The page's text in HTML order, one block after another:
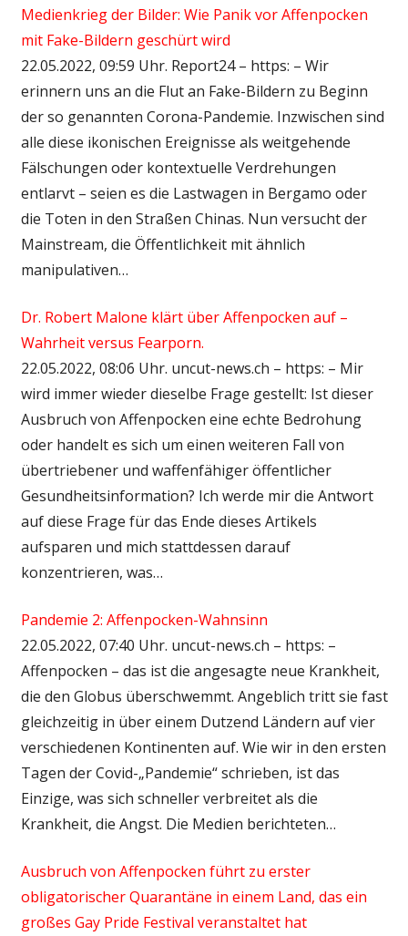
Medienkrieg der Bilder: Wie Panik vor Affenpocken
mit Fake-Bildern geschürt wird
22.05.2022, 09:59 Uhr. Report24 – https: – Wir
erinnern uns an die Flut an Fake-Bildern zu Beginn
der so genannten Corona-Pandemie. Inzwischen sind
alle diese ikonischen Ereignisse als weitgehende
Fälschungen oder kontextuelle Verdrehungen
entlarvt – seien es die Lastwagen in Bergamo oder
die Toten in den Straßen Chinas. Nun versucht der
Mainstream, die Öffentlichkeit mit ähnlich
manipulativen…
Dr. Robert Malone klärt über Affenpocken auf –
Wahrheit versus Fearporn.
22.05.2022, 08:06 Uhr. uncut-news.ch – https: – Mir
wird immer wieder dieselbe Frage gestellt: Ist dieser
Ausbruch von Affenpocken eine echte Bedrohung
oder handelt es sich um einen weiteren Fall von
übertriebener und waffenfähiger öffentlicher
Gesundheitsinformation? Ich werde mir die Antwort
auf diese Frage für das Ende dieses Artikels
aufsparen und mich stattdessen darauf
konzentrieren, was…
Pandemie 2: Affenpocken-Wahnsinn
22.05.2022, 07:40 Uhr. uncut-news.ch – https: –
Affenpocken – das ist die angesagte neue Krankheit,
die den Globus überschwemmt. Angeblich tritt sie fast
gleichzeitig in über einem Dutzend Ländern auf vier
verschiedenen Kontinenten auf. Wie wir in den ersten
Tagen der Covid-„Pandemie“ schrieben, ist das
Einzige, was sich schneller verbreitet als die
Krankheit, die Angst. Die Medien berichteten…
Ausbruch von Affenpocken führt zu erster
obligatorischer Quarantäne in einem Land, das ein
großes Gay Pride Festival veranstaltet hat